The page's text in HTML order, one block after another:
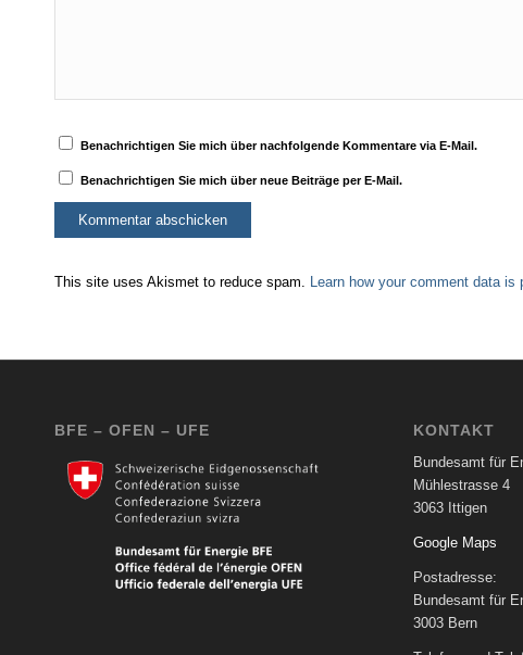
Benachrichtigen Sie mich über nachfolgende Kommentare via E-Mail.
Benachrichtigen Sie mich über neue Beiträge per E-Mail.
This site uses Akismet to reduce spam. Learn how your comment data is
BFE – OFEN – UFE KONTAKT
Bundesamt für
Mühlestrasse 4
3063 Ittigen
Google Maps
Postadresse:
Bundesamt für
3003 Bern